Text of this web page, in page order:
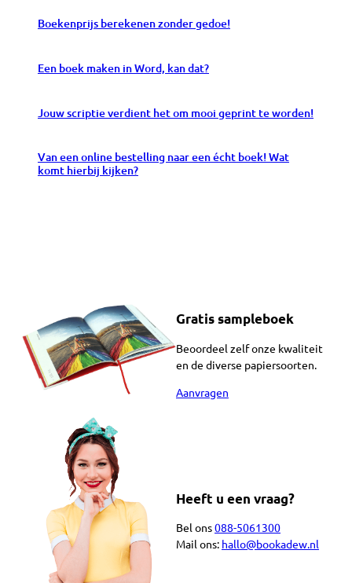
Boekenprijs berekenen zonder gedoe!
Een boek maken in Word, kan dat?
Jouw scriptie verdient het om mooi geprint te worden!
Van een online bestelling naar een écht boek! Wat
komt hierbij kijken?
Heeft u een vraag?
Bel ons088-5061300
Mail ons: hallo@bookadew.nl
Gratis sampleboek
Beoordeel zelf onze kwaliteit
en de diverse papiersoorten.
Aanvragen